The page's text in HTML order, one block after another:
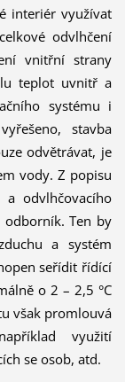
interiér využívat
odvlhčení
vnitřní strany
teplot uvnitř a
systému i
stavba
odvětrávat, je
vody. Z popisu
odvlhčovacího
Ten by
a systém
seřídit řídící
o 2 – 2,5 °C
však promlouvá
využití
se osob, atd.